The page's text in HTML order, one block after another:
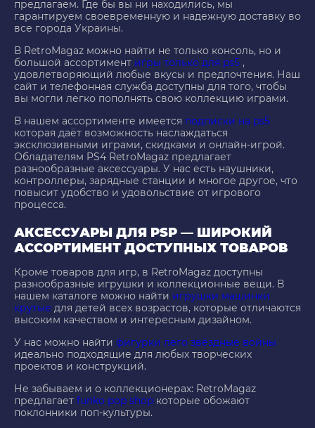
предлагаем. Где бы вы ни находились, мы
гарантируем своевременную и надежную доставку во
все города Украины.
В RetroMagaz можно найти не только консоль, но и
большой ассортимент игры только для ps5 ,
удовлетворяющий любые вкусы и предпочтения. Наш
сайт и телефонная служба доступны для того, чтобы
вы могли легко пополнять свою коллекцию играми.
В нашем ассортименте имеется подписки на ps5
которая даёт возможность наслаждаться
эксклюзивными играми, скидками и онлайн-игрой.
Обладателям PS4 RetroMagaz предлагает
разнообразные аксессуары. У нас есть наушники,
контроллеры, зарядные станции и многое другое, что
повысит удобство и удовольствие от игрового
процесса.
АКСЕССУАРЫ ДЛЯ PSP — ШИРОКИЙ
АССОРТИМЕНТ ДОСТУПНЫХ ТОВАРОВ
Кроме товаров для игр, в RetroMagaz доступны
разнообразные игрушки и коллекционные вещи. В
нашем каталоге можно найти игрушки машинки
крутые для детей всех возрастов, которые отличаются
высоким качеством и интересным дизайном.
У нас можно найти фигурки лего звёздные войны
идеально подходящие для любых творческих
проектов и конструкций.
Не забываем и о коллекционерах: RetroMagaz
предлагает funko pop shop которые обожают
поклонники поп-культуры.